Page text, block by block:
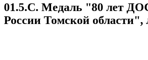
01.5.С. Медаль "80 лет
России Томской области",